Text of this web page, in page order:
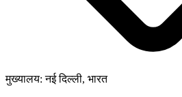
मुख्यालय: नई दिल्ली, भारत